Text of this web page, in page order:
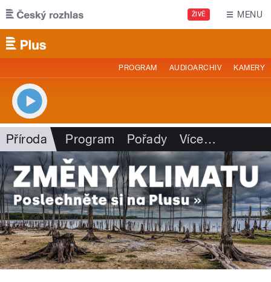
Přejít k hlavnímu obsahu
ŽIVĚ MENU
PROGRAM AUDIOARCHIV KAMERY
Příroda Program Pořady Více…